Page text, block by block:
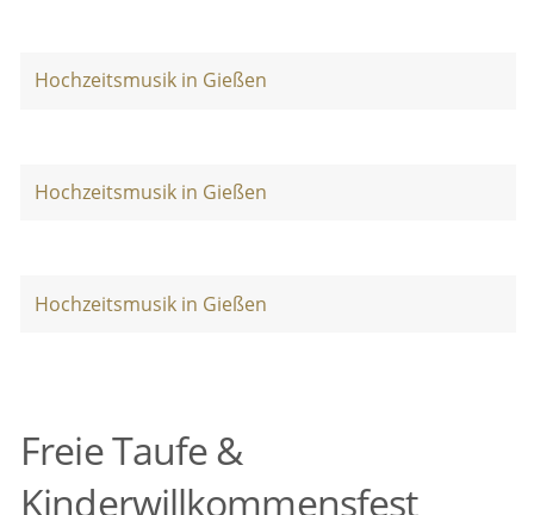
Hochzeitsmusik in Gießen
Hochzeitsmusik in Gießen
Hochzeitsmusik in Gießen
Freie Taufe &
Kinderwillkommensfest